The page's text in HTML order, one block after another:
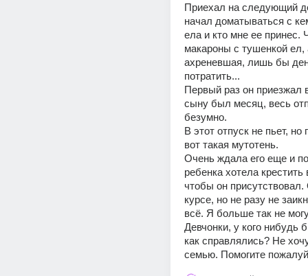
Приехал на следующий
начал доматываться с
ела и кто мне ее принес.
макароны с тушенкой ел,
ахреневшая, лишь бы
потратить...
Первый раз он приезжал
сыну был месяц, весь
безумно.
В этот отпуск не пьет, но
вот такая мутотень.
Очень ждала его еще и
ребенка хотела
чтобы он
курсе, но не разу не
всё. Я больше так не
Девчонки, у кого нибудь
как справлялись? Не
семью. Помогите